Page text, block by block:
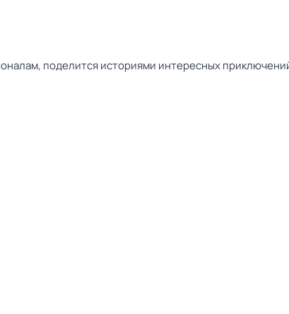
поделится историями интересных